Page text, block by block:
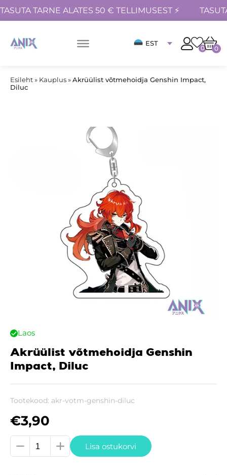
TASUTA TARNE ALATES 50 € TELLIMUSEST ⚡
EST
0 0
Esileht» Kauplus»Akrüülist võtmehoidja Genshin Impact,
Diluc
Laos
Akrüülist võtmehoidja Genshin
Impact, Diluc
Tootekood: akr-votm-genshin-diluc
€3,90
Akrüülist
võtmehoidja
Lisa ostukorvi